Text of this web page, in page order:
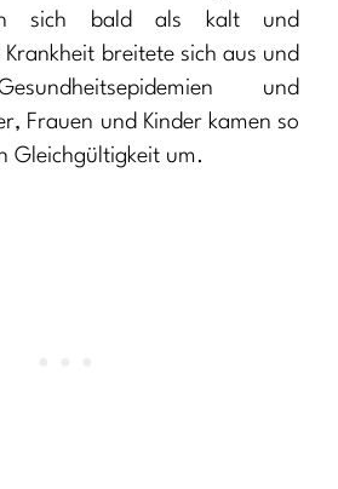
sich bald als kalt und
Krankheit breitete sich aus und
und
Frauen und Kinder kamen so
Gleichgültigkeit um.